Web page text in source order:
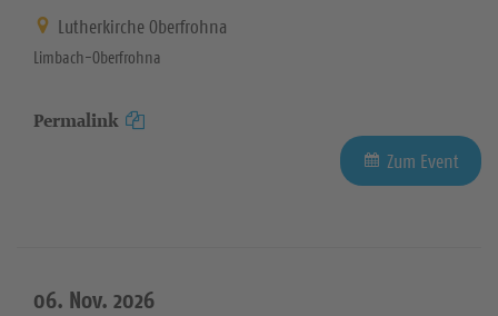
Lutherkirche Oberfrohna
Limbach-Oberfrohna
Permalink
Zum Event
06. Nov. 2026